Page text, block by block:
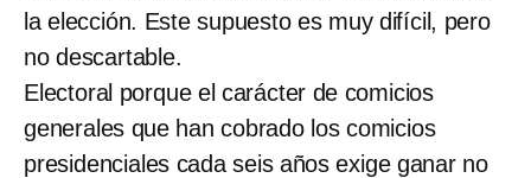
la elección. Este supuesto es muy difícil, pero
no descartable.
Electoral porque el carácter de comicios
generales que han cobrado los comicios
presidenciales cada seis años exige ganar no